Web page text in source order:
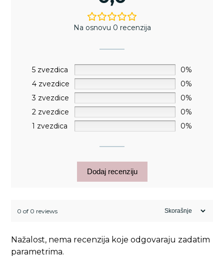
Na osnovu 0 recenzija
5 zvezdica
0%
4 zvezdice
0%
3 zvezdice
0%
2 zvezdice
0%
1 zvezdica
0%
Dodaj recenziju
0 of 0 reviews
Nažalost, nema recenzija koje odgovaraju zadatim
parametrima.